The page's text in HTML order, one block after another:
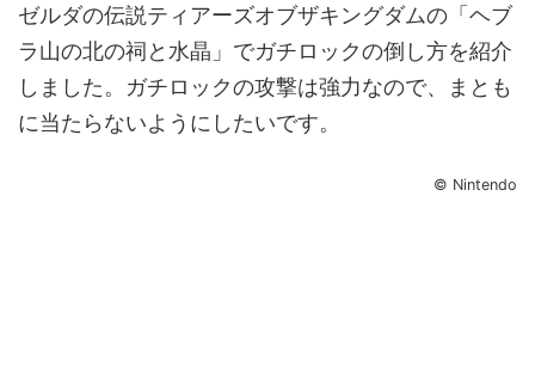
ゼルダの伝説ティアーズオブザキングダムの「ヘブ
ラ山の北の祠と水晶」でガチロックの倒し方を紹介
しました。ガチロックの攻撃は強力なので、まとも
に当たらないようにしたいです。
© Nintendo